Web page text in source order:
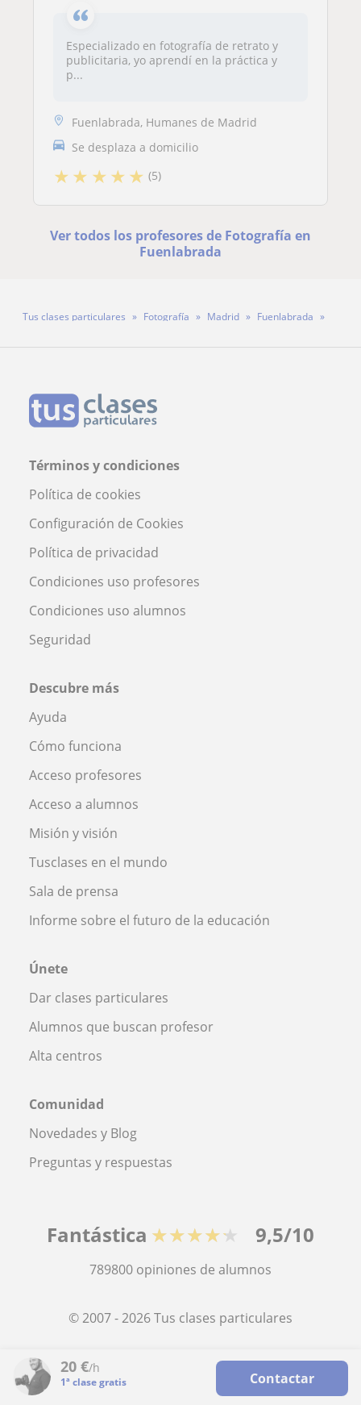
20 €/h
1ª clase gratis Contactar
Especializado en fotografía de retrato y
publicitaria, yo aprendí en la práctica y
p...
Fuenlabrada, Humanes de Madrid
Se desplaza a domicilio
★★ ★★★ (5)
Ver todos los profesores de Fotografía en
Fuenlabrada
Tus clases particulares Fotografía Madrid
Fuenlabrada
Términos y condiciones
Política de cookies
Configuración de Cookies
Política de privacidad
Condiciones uso profesores
Condiciones uso alumnos
Seguridad
Descubre más
Ayuda
Cómo funciona
Acceso profesores
Acceso a alumnos
Misión y visión
Tusclases en el mundo
Sala de prensa
Informe sobre el futuro de la educación
Únete
Dar clases particulares
Alumnos que buscan profesor
Alta centros
Comunidad
Novedades y Blog
Preguntas y respuestas
Fantástica ★★★★★ 9,5/10
789800 opiniones de alumnos
© 2007 - 2026 Tus clases particulares
Mapa web: Profesores particulares